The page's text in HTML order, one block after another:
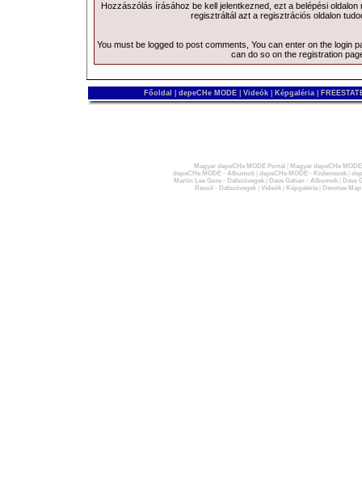
Hozzászólás írásához be kell jelentkezned, ezt a belépésioldalon
regisztráltál azt a regisztrációs oldalon
You must be logged to post comments, You can enter on the login
can do so on the registration
Főoldal depeCHe MODE Videók Képgaléria
Magyar depeCHe MODE Portál
Magyar depeCHe
depeCHe MODE - Albumok| depeCHe MODE - Kislemezek|
Martin Lee Gore - Dalszövegek| Dave Gahan - Albumok|
Dave
Recoil - Dalszövegek| Videók| Képgaléria| Devotee Map